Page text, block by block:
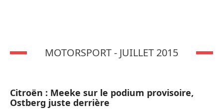
MOTORSPORT - JUILLET 2015
Citroën : Meeke sur le podium provisoire,
Ostberg juste derrière